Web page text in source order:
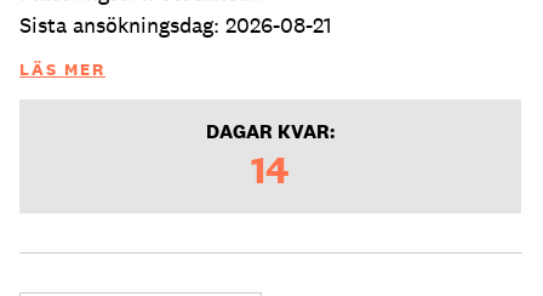
Sista ansökningsdag: 2026-08-21
LÄS MER
DAGAR KVAR:
14